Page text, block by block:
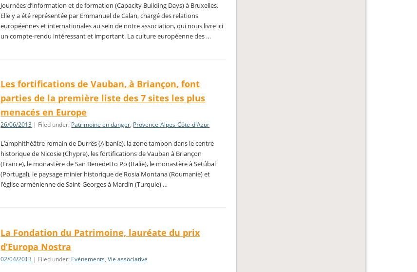
Journées d’information et de formation (Capacity Building Days) à Bruxelles.
Elle y a été représentée par Emmanuel de Calan, chargé des relations
européennes et internationales au sein de notre association, qui nous livre ici
un compte-rendu intéressant et important. La culture européenne des …
Les fortifications de Vauban, à Briançon, font
parties de la première liste des 7 sites les plus
menacés en Europe
26/06/2013 | Filed under: Patrimoine en danger, Provence-Alpes-Côte-d'Azur
L’amphithéâtre romain de Durrës (Albanie), la zone tampon dans le centre
historique de Nicosie (Chypre), les fortifications de Vauban à Briançon
(France), le monastère de San Benedetto Po (Italie), le monastère à Setúbal
(Portugal), le paysage minier historique de Rosia Montana (Roumanie) et
l’église arménienne de Saint-Georges à Mardin (Turquie) …
La Fondation du Patrimoine, lauréate du prix
d’Europa Nostra
02/04/2013 | Filed under: Evénements,Vie associative